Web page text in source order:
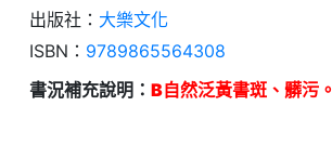
出版社： 大樂文化
ISBN： 9789865564308
書況補充說明： B自然泛黃書斑、髒污。